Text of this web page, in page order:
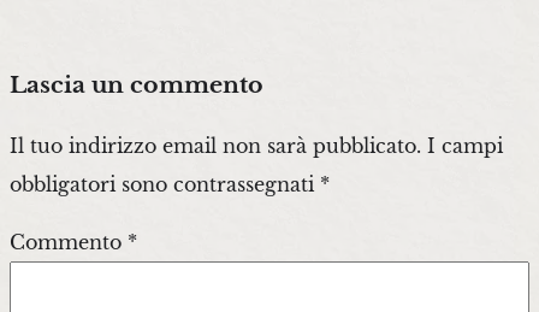
Lascia un commento
Il tuo indirizzo email non sarà pubblicato. I campi
obbligatori sono contrassegnati *
Commento *